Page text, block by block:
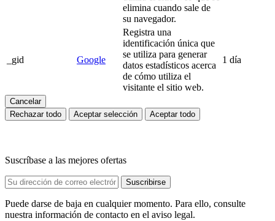
elimina cuando sale de
su navegador.
_gid Google
Registra una
identificación única que
se utiliza para generar
datos estadísticos acerca
de cómo utiliza el
visitante el sitio web.
1 día
Cancelar
Rechazar todo
Aceptar selección Aceptar todo
Suscríbase a las mejores ofertas
Puede darse de baja en cualquier momento. Para ello, consulte
nuestra información de contacto en el aviso legal.